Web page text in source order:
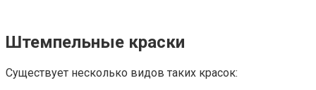
Штемпельные краски
Существует несколько видов таких красок: